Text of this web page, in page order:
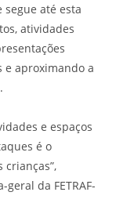
segue até esta
atividades
e aproximando a
e espaços
é o
crianças”,
da FETRAF-